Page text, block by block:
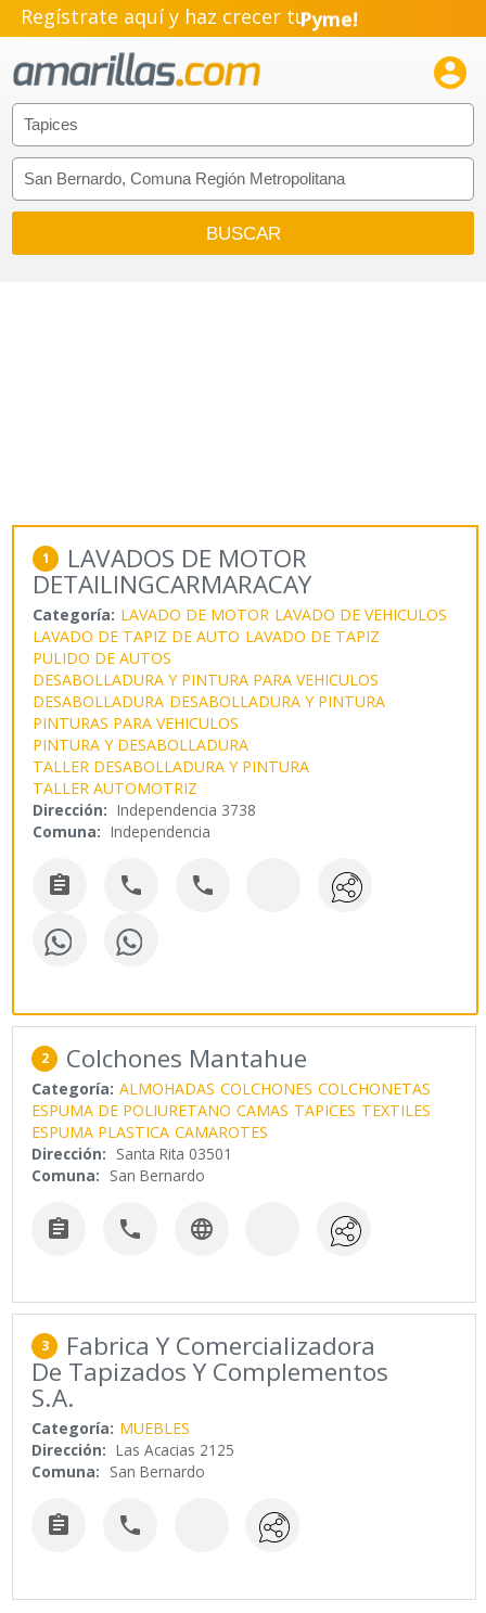
Regístrate aquí y haz crecer tuPyme!
Emprendimiento!

1 LAVADOS DE MOTOR
DETAILINGCARMARACAY
Categoría: LAVADO DE MOTOR LAVADO DE VEHICULOS
LAVADO DE TAPIZ DE AUTO LAVADO DE TAPIZ
PULIDO DE AUTOS
DESABOLLADURA Y PINTURA PARA VEHICULOS
DESABOLLADURA DESABOLLADURA Y PINTURA
PINTURAS PARA VEHICULOS
PINTURA Y DESABOLLADURA
TALLER DESABOLLADURA Y PINTURA
TALLER AUTOMOTRIZ
Dirección: Independencia 3738
Comuna: Independencia
  
2 Colchones Mantahue
Categoría: ALMOHADAS COLCHONES COLCHONETAS
ESPUMA DE POLIURETANO CAMAS TAPICES TEXTILES
ESPUMA PLASTICA CAMAROTES
Dirección: Santa Rita 03501
Comuna: San Bernardo
  
3 Fabrica Y Comercializadora
De Tapizados Y Complementos
S.A.
Categoría: MUEBLES
Dirección: Las Acacias 2125
Comuna: San Bernardo
 